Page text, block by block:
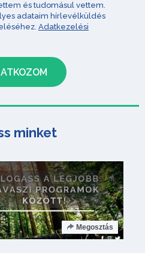
és tudomásul vettem.
adataim hírlevélküldés
Adatkezelési
minket
Megosztás